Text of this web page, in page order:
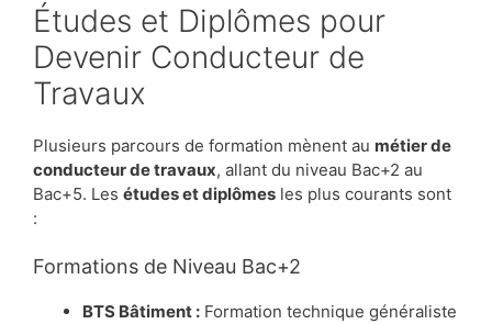
Études et Diplômes pour
Devenir Conducteur de
Travaux
Plusieurs parcours de formation mènent au métier de
conducteur de travaux, allant du niveau Bac+2 au
Bac+5. Les études et diplômes les plus courants sont
:
Formations de Niveau Bac+2
BTS Bâtiment : Formation technique généraliste